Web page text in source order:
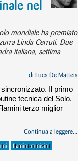
nel
mondiale ha premiato
Linda Cerruti. Due
italiana, settima
di Luca De Matteis
Il primo
tecnica del Solo.
terzo miglior
Continua a leggere...
flamini-minisini